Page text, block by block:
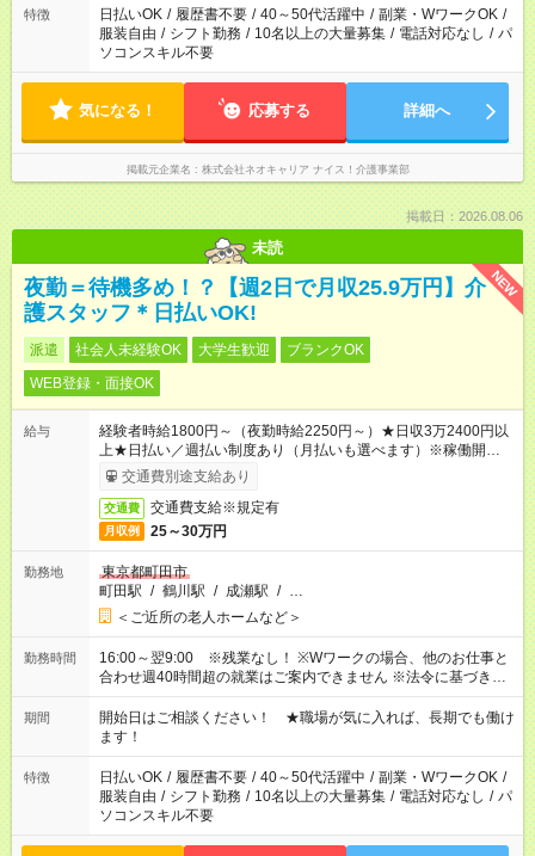
特徴 日払いOK / 履歴書不要 / 40～50代活躍中 / 副業・WワークOK /
服装自由 / シフト勤務 / 10名以上の大量募集 / 電話対応なし / パ
ソコンスキル不要
気になる！ 応募する 詳細へ
掲載元企業名 株式会社ネオキャリア ナイス！介護事業部
掲載日：2026.08.06
未読
NEW
夜勤＝待機多め！？【週2日で月収25.9万円】介
護スタッフ＊日払いOK!
派遣 社会人未経験OK 大学生歓迎
ブランクOK
WEB登録・面接OK
給与
経験者時給1800円～（夜勤時給2250円～）★日収3万2400円以
上★日払い／週払い制度あり（月払いも選べます）※稼働開始時
は手続き完了次第のお支払いとなります。
交通費別途支給あり
交通費 交通費支給※規定有
月収例 25～30万円
勤務地
東京都町田市
町田駅 / 鶴川駅 / 成瀬駅 / …
＜ご近所の老人ホームなど＞
勤務時間
16:00～翌9:00 ※残業なし！ ※Wワークの場合、他のお仕事と
合わせ週40時間超の就業はご案内できません ※法令に基づき、
週20時間以上勤務は社会保険への加入対象となります ※労働者
派遣法（日雇い派遣の原則禁止）により、短時間・短期間の就
業はご案内が難しい場合があります
期間
開始日はご相談ください！ ★職場が気に入れば、長期でも働け
ます！
特徴 日払いOK / 履歴書不要 / 40～50代活躍中 / 副業・WワークOK /
服装自由 / シフト勤務 / 10名以上の大量募集 / 電話対応なし / パ
ソコンスキル不要